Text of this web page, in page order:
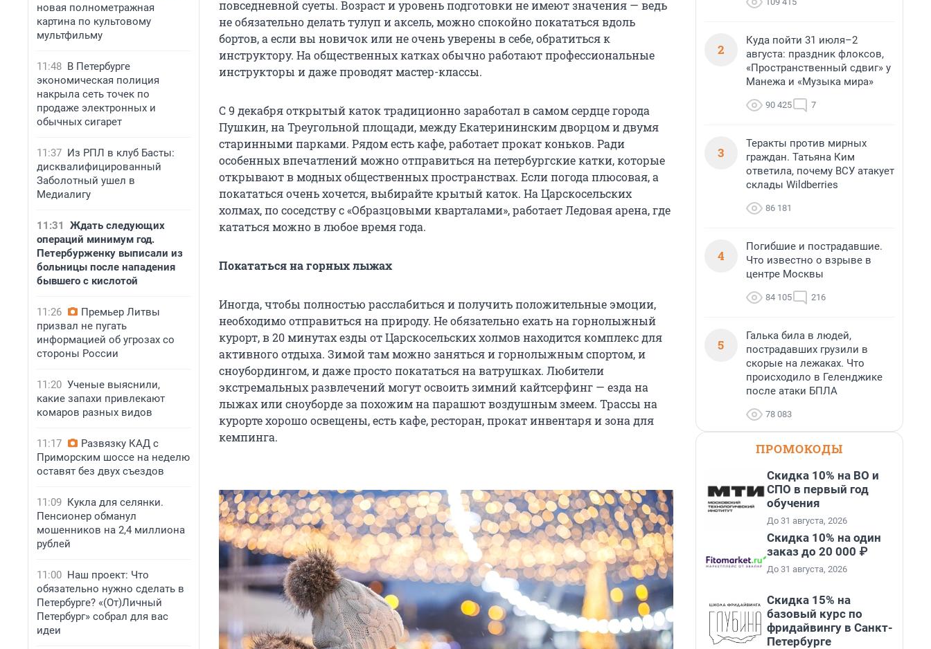
новая полнометражная
картина по культовому
мультфильму
11:48 В Петербурге
экономическая полиция
накрыла сеть точек по
продаже электронных и
обычных сигарет
11:37 Из РПЛ в клуб Басты:
дисквалифицированный
Заболотный ушел в
Медиалигу
11:31
Ждать следующих
операций минимум год.
Петербурженку выписали из
больницы после нападения
бывшего с кислотой
11:26
Премьер Литвы
призвал не пугать
информацией об угрозах со
стороны России
11:20 Ученые выяснили,
какие запахи привлекают
комаров разных видов
11:17
Развязку КАД с
Приморским шоссе на неделю
оставят без двух съездов
11:09 Кукла для селянки.
Пенсионер обманул
мошенников на 2,4 миллиона
рублей
11:00 Наш проект: Что
обязательно нужно сделать в
Петербурге? «(От)Личный
Петербург» собрал для вас
идеи
повседневной суеты. Возраст и уровень подготовки не имеют значения — ведь
не обязательно делать тулуп и аксель, можно спокойно покататься вдоль
бортов, а если вы новичок или не очень уверены в себе, обратиться к
инструктору. На общественных катках обычно работают профессиональные
инструкторы и даже проводят мастер-классы.
С 9 декабря открытый каток традиционно заработал в самом сердце города
Пушкин, на Треугольной площади, между Екатерининским дворцом и двумя
старинными парками. Рядом есть кафе, работает прокат коньков. Ради
особенных впечатлений можно отправиться на петербургские катки, которые
открывают в модных общественных пространствах. Если погода плюсовая, а
покататься очень хочется, выбирайте крытый каток. На Царскосельских
холмах, по соседству с «Образцовыми кварталами», работает Ледовая арена, где
кататься можно в любое время года.
Покататься на горных лыжах
Иногда, чтобы полностью расслабиться и получить положительные эмоции,
необходимо отправиться на природу. Не обязательно ехать на горнолыжный
курорт, в 20 минутах езды от Царскосельских холмов находится комплекс для
активного отдыха. Зимой там можно заняться и горнолыжным спортом, и
сноубордингом, и даже просто покататься на ватрушках. Любители
экстремальных развлечений могут освоить зимний кайтсерфинг — езда на
лыжах или сноуборде за похожим на парашют воздушным змеем. Трассы на
курорте хорошо освещены, есть кафе, ресторан, прокат инвентаря и зона для
кемпинга.
2
Куда пойти 31 июля–2
августа: праздник флоксов,
«Пространственный сдвиг» у
Манежа и «Музыка мира»
90 425 7
3
Теракты против мирных
граждан. Татьяна Ким
ответила, почему ВСУ атакует
склады Wildberries
86 181
4
Погибшие и пострадавшие.
Что известно о взрыве в
центре Москвы
84 105 216
5
Галька била в людей,
пострадавших грузили в
скорые на лежаках. Что
происходило в Геленджике
после атаки БПЛА
78 083
ПРОМОКОДЫ
Скидка 10% на ВО и
СПО в первый год
обучения
До 31 августа, 2026
Скидка 10% на один
заказ до 20 000 ₽
До 31 августа, 2026
Скидка 15% на
базовый курс по
фридайвингу в Санкт-
Петербурге